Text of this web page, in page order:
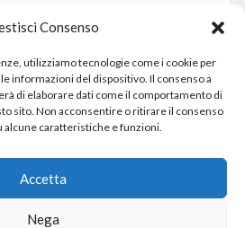
Consenso
utilizziamo tecnologie come i cookie per
informazioni del dispositivo. Il consenso a
di elaborare dati come il comportamento di
sito. Non acconsentire o ritirare il consenso
caratteristiche e funzioni.
Accetta
Nega